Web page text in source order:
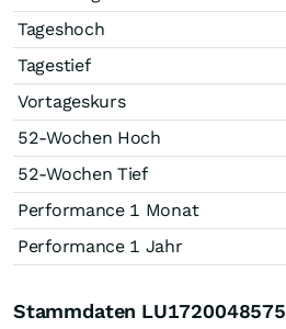
Tageshoch
Tagestief
Vortageskurs
52-Wochen Hoch
52-Wochen Tief
Performance 1 Monat
Performance 1 Jahr
Stammdaten LU1720048575